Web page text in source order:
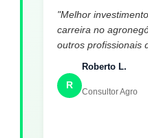
"Melhor
carreira no
outros profissionais
R
Roberto L.
Consultor Agro